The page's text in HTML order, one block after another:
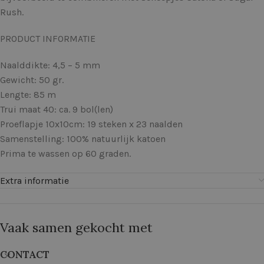
Rush.
PRODUCT INFORMATIE
Naalddikte: 4,5 – 5 mm
Gewicht: 50 gr.
Lengte: 85 m
Trui maat 40: ca. 9 bol(len)
Proeflapje 10x10cm: 19 steken x 23 naalden
Samenstelling: 100% natuurlijk katoen
Prima te wassen op 60 graden.
Extra informatie
Vaak samen gekocht met
CONTACT